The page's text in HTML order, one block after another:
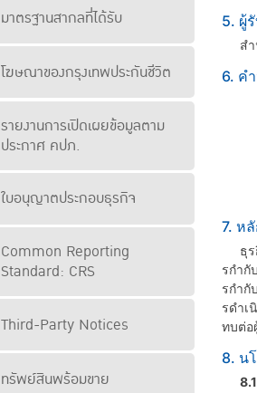
มาตรฐานสากลที่ได้รับ
โฆษณาของกรุงเทพประกันชีวิต
รายงานการเปิดเผยข้อมูลตาม
ประกาศ คปภ.
ใบอนุญาตประกอบธุรกิจ
Common Reporting
Standard: CRS
Third-Party Notices
ทรัพย์สินพร้อมขาย
5. ผู้
สำนั
6. ค
7. ห
ธุรกิ
รกํากั
รกํากั
รดําเ
ทบต่อ
8. น